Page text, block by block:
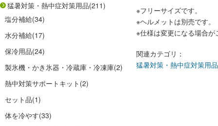
猛暑対策・熱中症対策用品(211)
塩分補給(34)
水分補給(17)
保冷用品(24)
製氷機・かき氷器・冷蔵庫・冷凍庫(2)
熱中対策サポートキット (2)
セット品(1)
体を冷やす(33)
※フリーサイズです。
※ヘルメットは別売です。
※仕様は変更になる場合が
関連カテゴリ：
猛暑対策・熱中症対策用品